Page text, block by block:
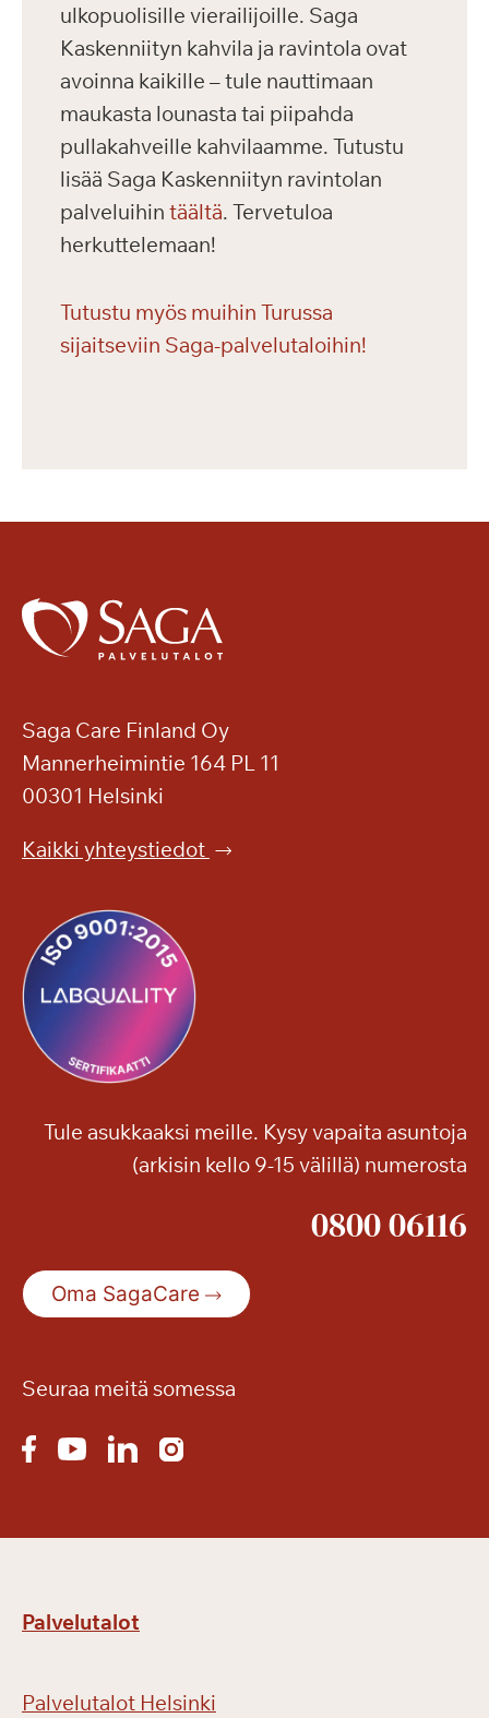
ulkopuolisille vierailijoille. Saga
Kaskenniityn kahvila ja ravintola ovat
avoinna kaikille – tule nauttimaan
maukasta lounasta tai piipahda
pullakahveille kahvilaamme. Tutustu
lisää Saga Kaskenniityn ravintolan
palveluihin täältä. Tervetuloa
herkuttelemaan!
Tutustu myös muihin Turussa
sijaitseviin Saga-palvelutaloihin!
Saga Care Finland Oy
Mannerheimintie 164 PL 11
00301 Helsinki
Kaikki yhteystiedot
Tule asukkaaksi meille. Kysy vapaita asuntoja
(arkisin kello 9-15 välillä) numerosta
0800 06116
Oma SagaCare
Seuraa meitä somessa
Palvelutalot
Palvelutalot Helsinki